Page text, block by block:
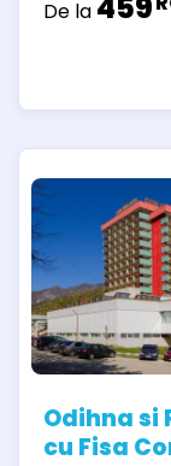
De la
Odihna si
cu Fisa